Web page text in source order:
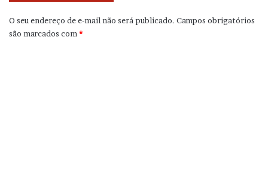
O seu endereço de e-mail não será publicado. Campos obrigatórios
são marcados com *